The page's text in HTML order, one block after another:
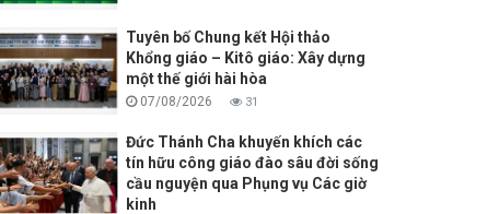
Tuyên bố Chung kết Hội thảo
Khổng giáo – Kitô giáo: Xây dựng
một thế giới hài hòa
07/08/2026 31
Đức Thánh Cha khuyến khích các
tín hữu công giáo đào sâu đời sống
cầu nguyện qua Phụng vụ Các giờ
kinh